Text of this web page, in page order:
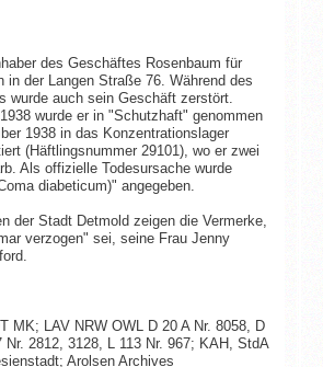
des Geschäftes Rosenbaum für
in der Langen Straße 76. Während des
wurde auch sein Geschäft zerstört.
wurde er in "Schutzhaft" genommen
1938 in das Konzentrationslager
(Häftlingsnummer 29101), wo er zwei
Als offizielle Todesursache wurde
diabeticum)" angegeben.
der Stadt Detmold zeigen die Vermerke,
verzogen" sei, seine Frau Jenny
MK; LAV NRW OWL D 20 A Nr. 8058, D
Nr. 2812, 3128, L 113 Nr. 967; KAH, StdA
Arolsen Archives